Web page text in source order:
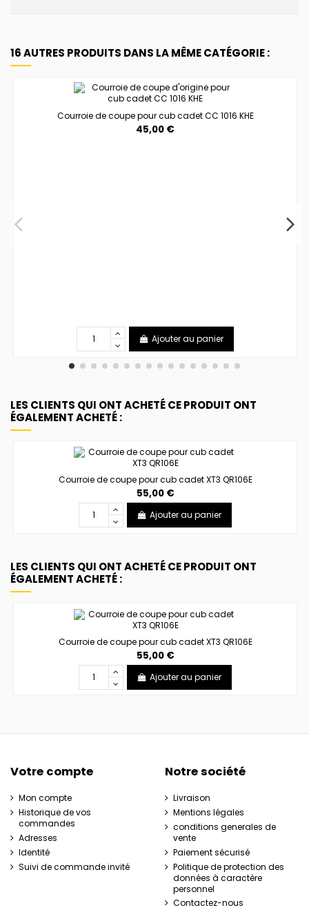
16 AUTRES PRODUITS DANS LA MÊME CATÉGORIE :
Courroie de coupe pour cub cadet CC 1016 KHE
45,00 €
Ajouter au panier
LES CLIENTS QUI ONT ACHETÉ CE PRODUIT ONT
ÉGALEMENT ACHETÉ :
Courroie de coupe pour cub cadet XT3 QR106E
55,00 €
Ajouter au panier
LES CLIENTS QUI ONT ACHETÉ CE PRODUIT ONT
ÉGALEMENT ACHETÉ :
Courroie de coupe pour cub cadet XT3 QR106E
55,00 €
Ajouter au panier
Votre compte
Mon compte
Historique de vos
commandes
Adresses
Identité
Suivi de commande invité
Notre société
Livraison
Mentions légales
conditions generales de
vente
Paiement sécurisé
Politique de protection des
données à caractère
personnel
Contactez-nous